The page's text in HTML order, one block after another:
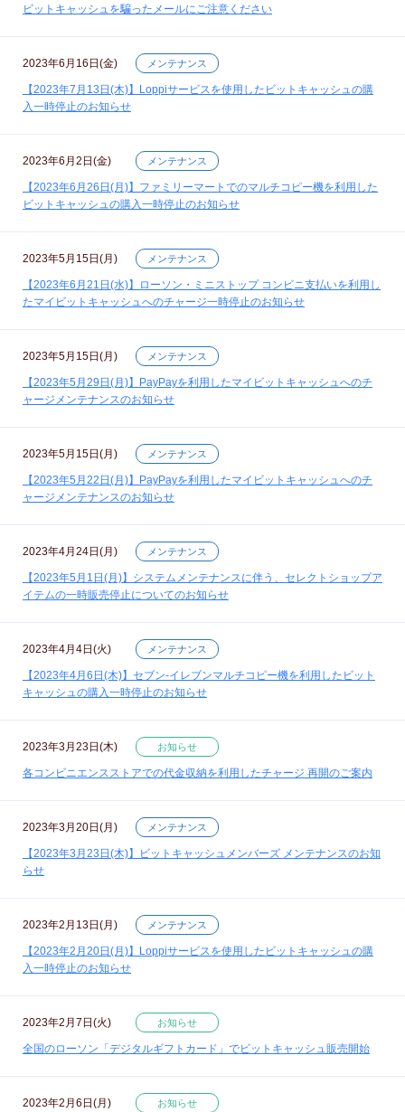
ビットキャッシュを騙ったメールにご注意ください
2023年6月16日(金) メンテナンス
【2023年7月13日(木)】Loppiサービスを使用したビットキャッシュの購
入一時停止のお知らせ
2023年6月2日(金) メンテナンス
【2023年6月26日(月)】ファミリーマートでのマルチコピー機を利用した
ビットキャッシュの購入一時停止のお知らせ
2023年5月15日(月) メンテナンス
【2023年6月21日(水)】ローソン・ミニストップ コンビニ支払いを利用し
たマイビットキャッシュへのチャージ一時停止のお知らせ
2023年5月15日(月) メンテナンス
【2023年5月29日(月)】PayPayを利用したマイビットキャッシュへのチ
ャージメンテナンスのお知らせ
2023年5月15日(月) メンテナンス
【2023年5月22日(月)】PayPayを利用したマイビットキャッシュへのチ
ャージメンテナンスのお知らせ
2023年4月24日(月) メンテナンス
【2023年5月1日(月)】システムメンテナンスに伴う、セレクトショップア
イテムの一時販売停止についてのお知らせ
2023年4月4日(火) メンテナンス
【2023年4月6日(木)】セブン‐イレブンマルチコピー機を利用したビット
キャッシュの購入一時停止のお知らせ
2023年3月23日(木) お知らせ
各コンビニエンスストアでの代金収納を利用したチャージ 再開のご案内
2023年3月20日(月) メンテナンス
【2023年3月23日(木)】ビットキャッシュメンバーズ メンテナンスのお知
らせ
2023年2月13日(月) メンテナンス
【2023年2月20日(月)】Loppiサービスを使用したビットキャッシュの購
入一時停止のお知らせ
2023年2月7日(火) お知らせ
全国のローソン「デジタルギフトカード」でビットキャッシュ販売開始
2023年2月6日(月) お知らせ